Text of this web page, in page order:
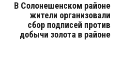
В Солонешенском районе
жители организовали
сбор подписей против
добычи золота в районе